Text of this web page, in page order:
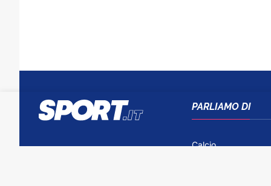
PARLIAMO DI
Calcio